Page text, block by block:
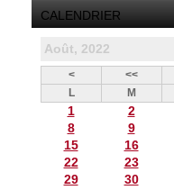
CALENDRIER
Août, 2022
< <<
L
M
1 2
8
9
15
16
22
23
29
30